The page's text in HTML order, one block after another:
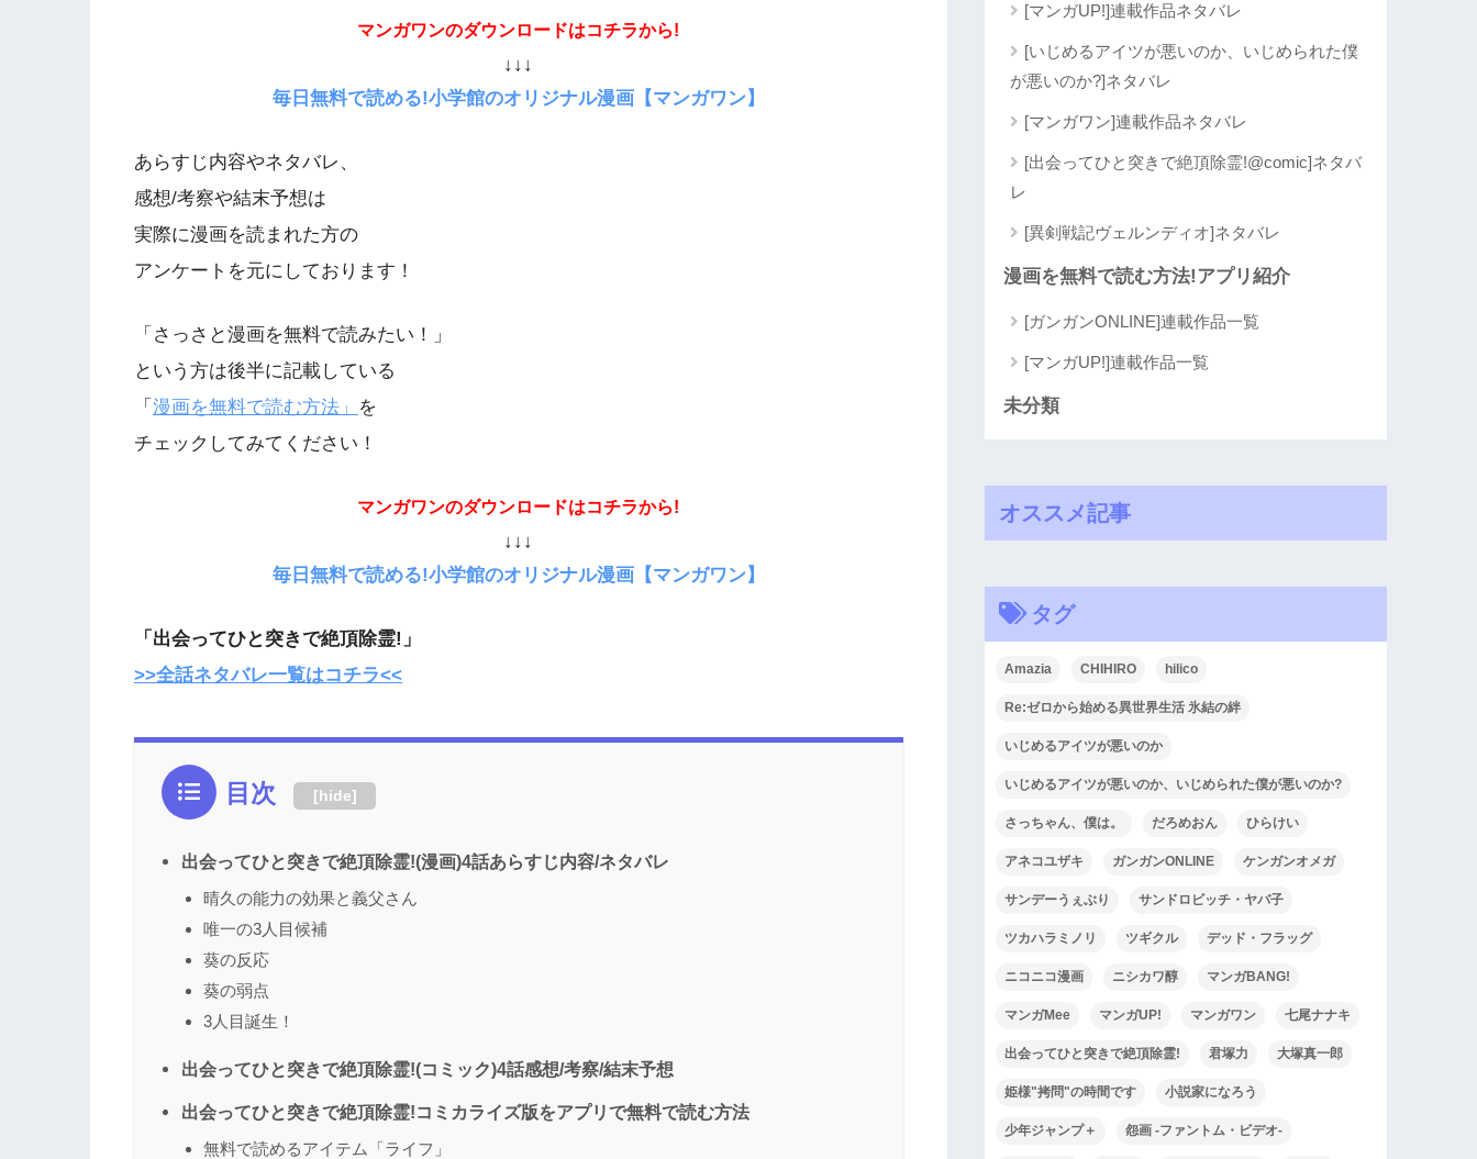
マンガワンのダウンロードはコチラから!
↓↓↓
毎日無料で読める!小学館のオリジナル漫画【マンガワン】
あらすじ内容やネタバレ、
感想/考察や結末予想は
実際に漫画を読まれた方の
アンケートを元にしております！
「さっさと漫画を無料で読みたい！」
という方は後半に記載している
「 漫画を無料で読む方法」
を
チェックしてみてください！
マンガワンのダウンロードはコチラから!
↓↓↓
毎日無料で読める!小学館のオリジナル漫画【マンガワン】
「出会ってひと突きで絶頂除霊!」
>>全話ネタバレ一覧はコチラ<<
目次 [hide]
出会ってひと突きで絶頂除霊!(漫画)4話あらすじ内容/ネタバレ
晴久の能力の効果と義父さん
唯一の3人目候補
葵の反応
葵の弱点
3人目誕生！
出会ってひと突きで絶頂除霊!(コミック)4話感想/考察/結末予想
出会ってひと突きで絶頂除霊!コミカライズ版をアプリで無料で読む方法
無料で読めるアイテム「ライフ」
[マンガUP!]連載作品ネタバレ
[いじめるアイツが悪いのか、いじめられた僕
が悪いのか?]ネタバレ
[マンガワン]連載作品ネタバレ
[出会ってひと突きで絶頂除霊!@comic]ネタバ
レ
[異剣戦記ヴェルンディオ]ネタバレ
漫画を無料で読む方法!アプリ紹介
[ガンガンONLINE]連載作品一覧
[マンガUP!]連載作品一覧
未分類
オススメ記事
タグ
Amazia CHIHIRO hilico
Re:ゼロから始める異世界生活 氷結の絆
いじめるアイツが悪いのか
いじめるアイツが悪いのか、いじめられた僕が悪いのか?
さっちゃん、僕は。 だろめおん ひらけい
アネコユザキ ガンガンONLINE ケンガンオメガ
サンデーうぇぶり サンドロビッチ・ヤバ子
ツカハラミノリ ツギクル デッド・フラッグ
ニコニコ漫画 ニシカワ醇 マンガBANG!
マンガMee マンガUP! マンガワン 七尾ナナキ
出会ってひと突きで絶頂除霊! 君塚力 大塚真一郎
姫様"拷問"の時間です 小説家になろう
少年ジャンプ＋ 怨画 -ファントム・ビデオ-